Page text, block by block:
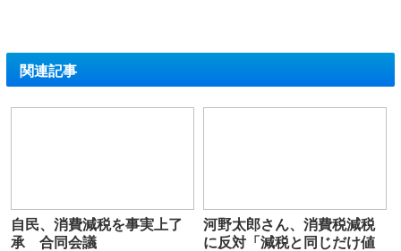
関連記事
自民、消費減税を事実上了
承 合同会議
河野太郎さん、消費税減税
に反対「減税と同じだけ値